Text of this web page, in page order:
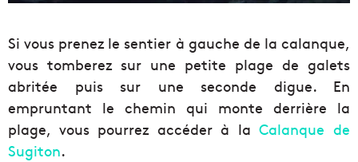
Si vous prenez le sentier à gauche de la calanque,
vous tomberez sur une petite plage de galets
abritée puis sur une seconde digue. En
empruntant le chemin qui monte derrière la
plage, vous pourrez accéder à laCalanque de
Sugiton.